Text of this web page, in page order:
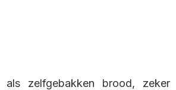
zelfgebakken brood, zeker